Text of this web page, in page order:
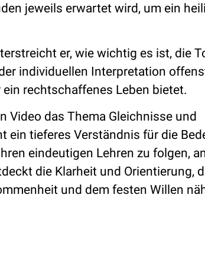
jeweils erwartet wird, um ein
er, wie wichtig es ist, die
individuellen Interpretation
rechtschaffenes Leben bietet.
Video das Thema Gleichnisse und
ein tieferes Verständnis für die
eindeutigen Lehren zu folgen,
die Klarheit und Orientierung,
und dem festen Willen